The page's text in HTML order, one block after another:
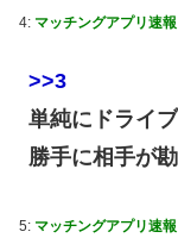
4: マッチングアプリ速報
>>3
単純にドライ
勝手に相手が
5: マッチングアプリ速報